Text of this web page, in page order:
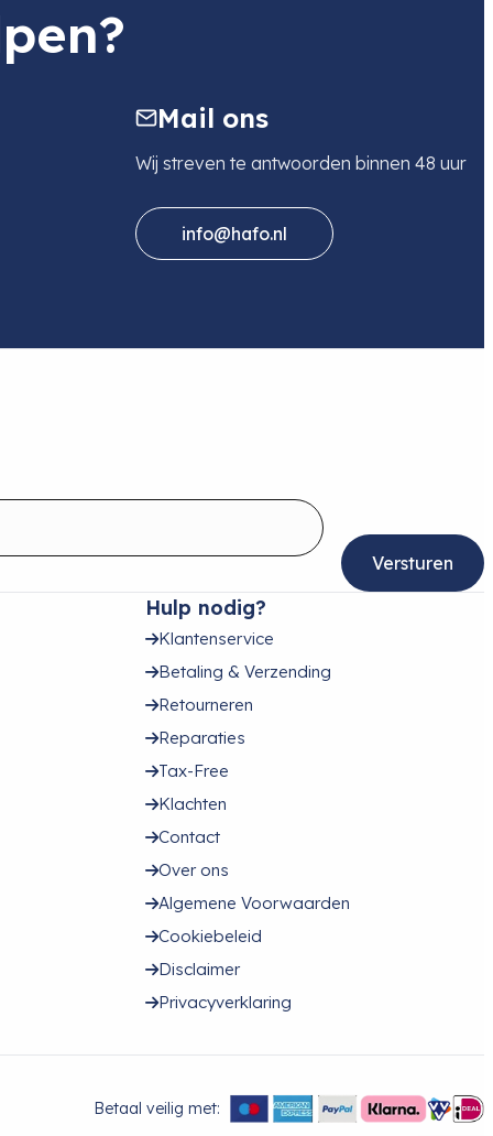
Mail ons
Wij streven te antwoorden binnen 48 uur
info@hafo.nl
Hulp nodig?
Klantenservice
Betaling & Verzending
Retourneren
Reparaties
Tax-Free
Klachten
Contact
Over ons
Algemene Voorwaarden
Cookiebeleid
Disclaimer
Privacyverklaring
Betaal veilig met: